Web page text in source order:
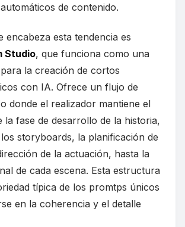
de contenido.
encabeza esta tendencia es
Studio, que funciona como una
la creación de cortos
con IA. Ofrece un flujo de
donde el realizador mantiene el
la fase de desarrollo de la historia,
storyboards, la planificación de
de la actuación, hasta la
de cada escena. Esta estructura
típica de los promtps únicos
en la coherencia y el detalle